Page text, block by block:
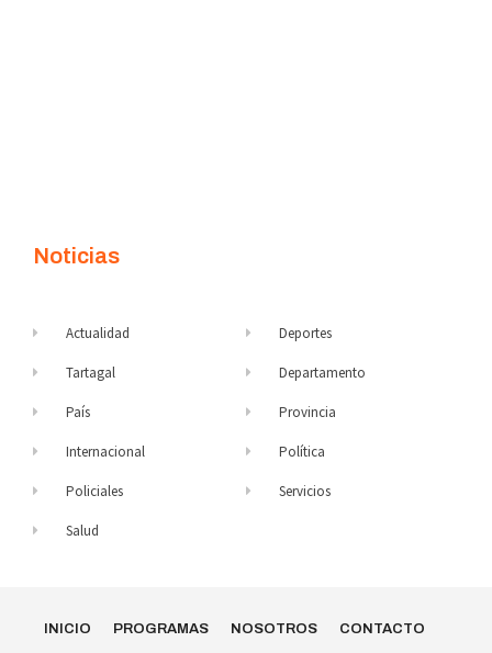
Noticias
Actualidad
Tartagal
País
Internacional
Policiales
Salud
Deportes
Departamento
Provincia
Política
Servicios
INICIO PROGRAMAS NOSOTROS CONTACTO